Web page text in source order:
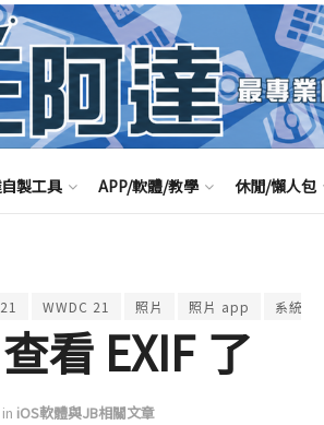
製工具 APP/軟體/教學 休閒/懶人包
WWDC 21 照片 照片 app 系統更新
看 EXIF 了
in iOS軟體與JB相關文章